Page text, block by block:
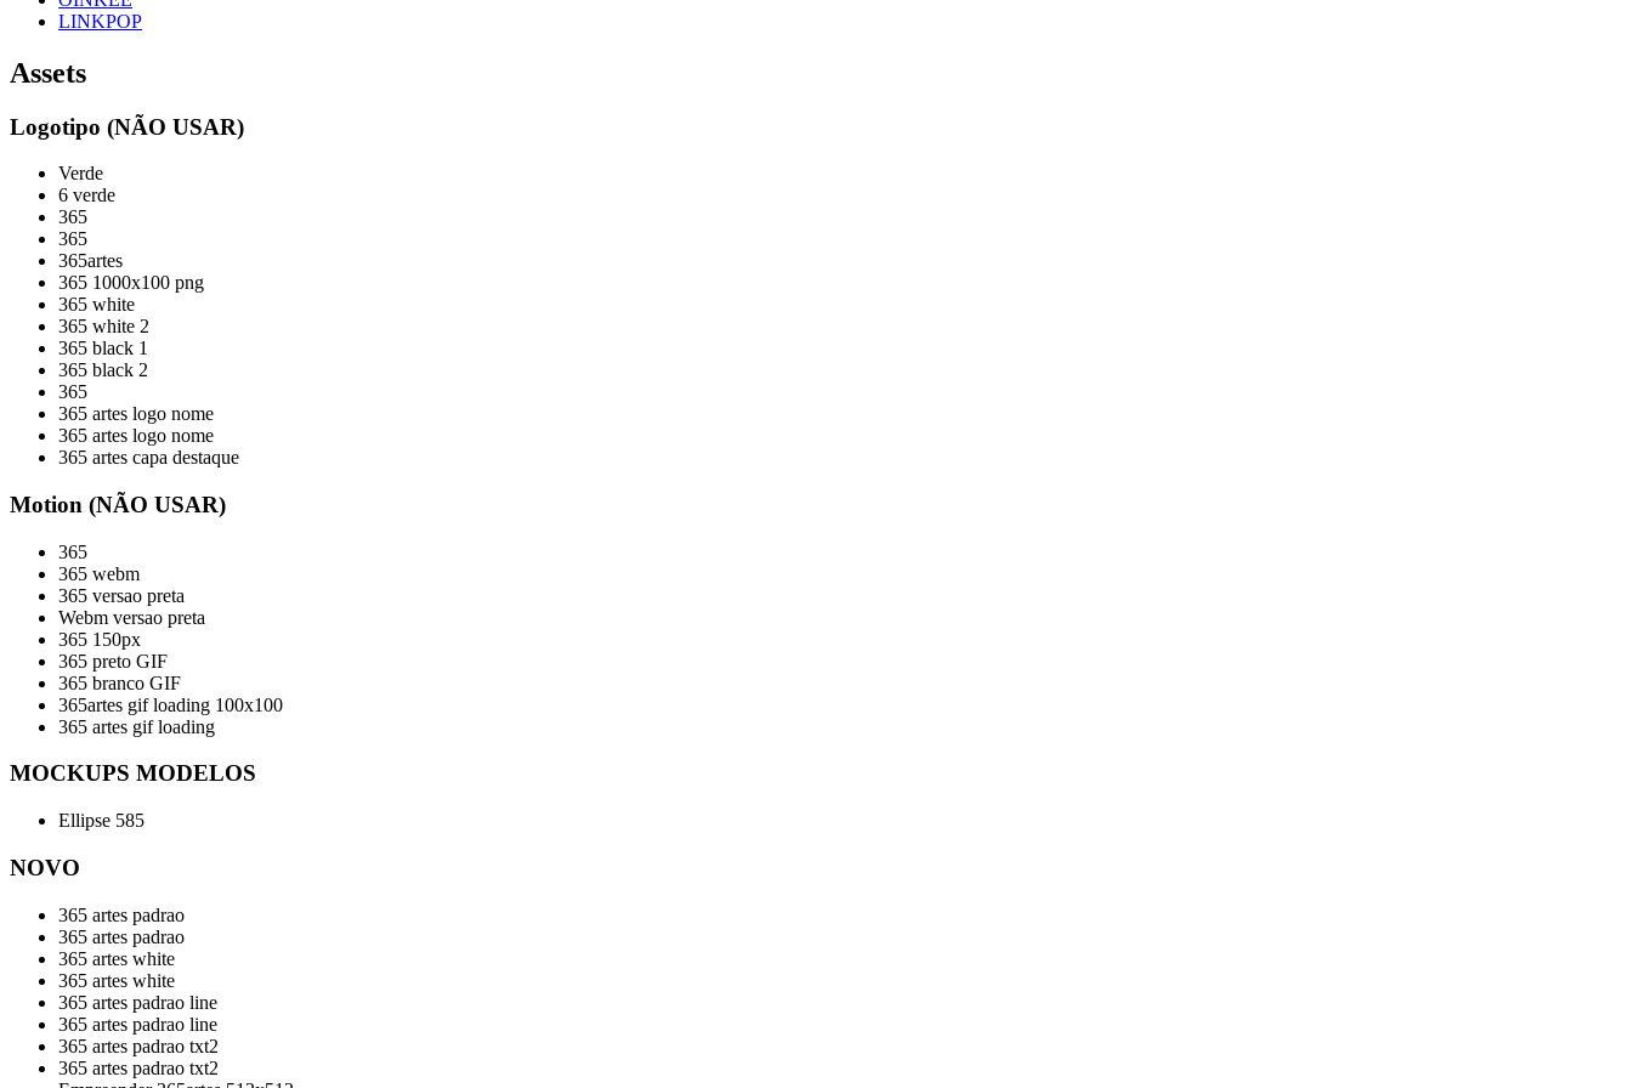
LINKPOP
Assets
Logotipo (NÃO USAR)
Verde
6 verde
365
365
365artes
365 1000x100 png
365 white
365 white 2
365 black 1
365 black 2
365
365 artes logo nome
365 artes logo nome
365 artes capa destaque
Motion (NÃO USAR)
365
365 webm
365 versao preta
Webm versao preta
365 150px
365 preto GIF
365 branco GIF
365artes gif loading 100x100
365 artes gif loading
MOCKUPS MODELOS
Ellipse 585
NOVO
365 artes padrao
365 artes padrao
365 artes white
365 artes white
365 artes padrao line
365 artes padrao line
365 artes padrao txt2
365 artes padrao txt2